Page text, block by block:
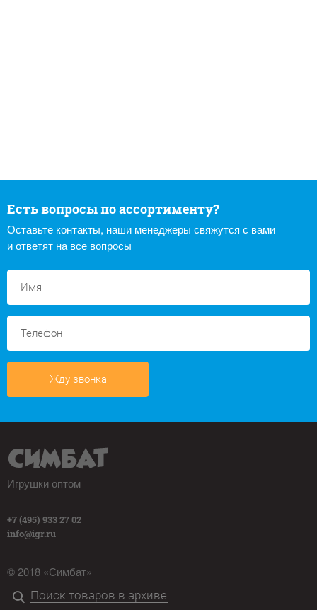
Есть вопросы по ассортименту?
Оставьте контакты, наши менеджеры свяжутся с вами
и ответят на все вопросы
Жду звонка
Игрушки оптом
+7 (495) 933 27 02
info@igr.ru
© 2018 «Симбат»